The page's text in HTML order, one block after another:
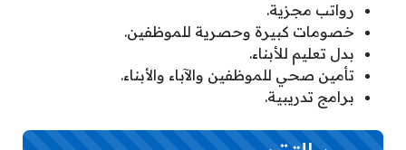
رواتب مجزية.
خصومات كبيرة وحصرية للموظفين.
بدل تعليم للأبناء.
تأمين صحي للموظفين والآباء والأبناء.
برامج تدريبية.